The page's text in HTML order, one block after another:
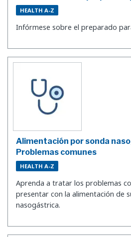
HEALTH A-Z
Infórmese sobre el preparado
Alimentación por sonda
Problemas comunes
HEALTH A-Z
Aprenda a tratar los problemas
presentar con la alimentación de
nasogástrica.